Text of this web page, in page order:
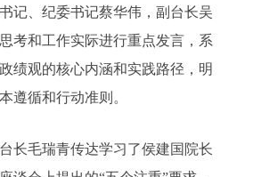
记、纪委书记蔡华伟，副台长吴
考和工作实际进行重点发言，系
绩观的核心内涵和实践路径，明
遵循和行动准则。
长毛瑞青传达学习了侯建国院长